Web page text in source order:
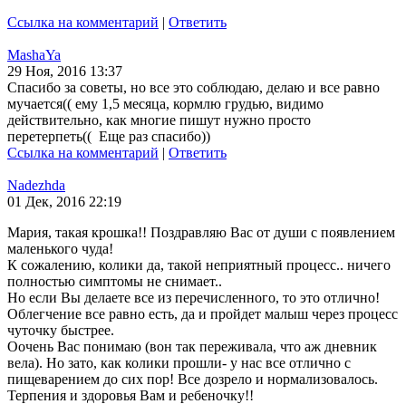
Ссылка на комментарий | Ответить
MashaYa
29 Ноя, 2016 13:37
Спасибо за советы, но все это соблюдаю, делаю и все равно
мучается(( ему 1,5 месяца, кормлю грудью, видимо
действительно, как многие пишут нужно просто
перетерпеть(( Еще раз спасибо))
Ссылка на комментарий | Ответить
Nadezhda
01 Дек, 2016 22:19
Мария, такая крошка!! Поздравляю Вас от души с появлением
маленького чуда!
К сожалению, колики да, такой неприятный процесс.. ничего
полностью симптомы не снимает..
Но если Вы делаете все из перечисленного, то это отлично!
Облегчение все равно есть, да и пройдет малыш через процесс
чуточку быстрее.
Оочень Вас понимаю (вон так переживала, что аж дневник
вела). Но зато, как колики прошли- у нас все отлично с
пищеварением до сих пор! Все дозрело и нормализовалось.
Терпения и здоровья Вам и ребеночку!!